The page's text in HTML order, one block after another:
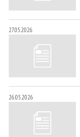
27.05.2026
26.05.2026